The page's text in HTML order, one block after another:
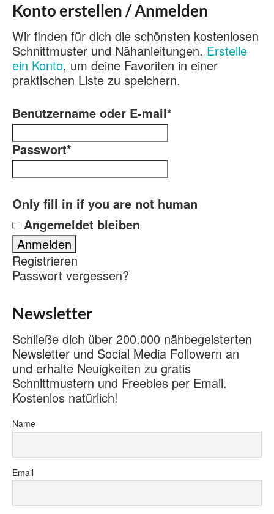
Konto erstellen / Anmelden
Wir finden für dich die schönsten kostenlosen
Schnittmuster und Nähanleitungen. Erstelle
ein Konto, um deine Favoriten in einer
praktischen Liste zu speichern.
Benutzername oder E-mail*
Passwort*
Only fill in if you are not human
Angemeldet bleiben
Registrieren
Passwort vergessen?
Newsletter
Schließe dich über 200.000 nähbegeisterten
Newsletter und Social Media Followern an
und erhalte Neuigkeiten zu gratis
Schnittmustern und Freebies per Email.
Kostenlos natürlich!
Name
Email